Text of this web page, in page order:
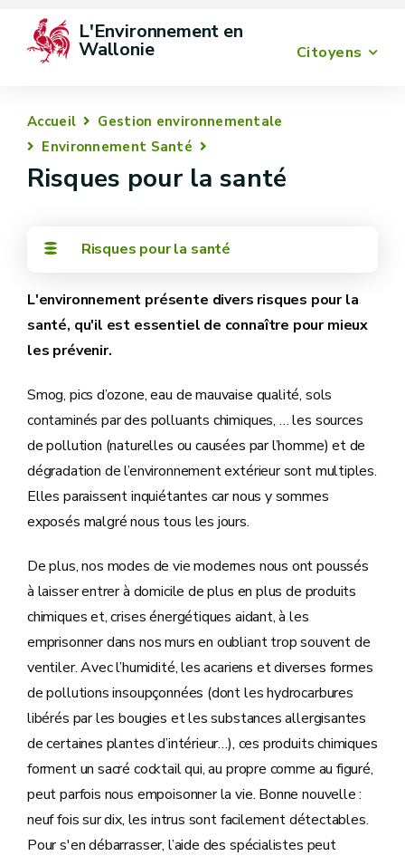
Citoyens
L'Environnement en
Wallonie
Accueil
Gestion environnementale
Environnement Santé
Risques pour la santé
Risques pour la santé
L'environnement présente divers risques pour la
santé, qu'il est essentiel de connaître pour mieux
les prévenir.
Smog, pics d’ozone, eau de mauvaise qualité, sols
contaminés par des polluants chimiques, … les sources
de pollution (naturelles ou causées par l’homme) et de
dégradation de l’environnement extérieur sont multiples.
Elles paraissent inquiétantes car nous y sommes
exposés malgré nous tous les jours.
De plus, nos modes de vie modernes nous ont poussés
à laisser entrer à domicile de plus en plus de produits
chimiques et, crises énergétiques aidant, à les
emprisonner dans nos murs en oubliant trop souvent de
ventiler. Avec l’humidité, les acariens et diverses formes
de pollutions insoupçonnées (dont les hydrocarbures
libérés par les bougies et les substances allergisantes
de certaines plantes d’intérieur…), ces produits chimiques
forment un sacré cocktail qui, au propre comme au figuré,
peut parfois nous empoisonner la vie. Bonne nouvelle :
neuf fois sur dix, les intrus sont facilement détectables.
Pour s'en débarrasser, l’aide des spécialistes peut